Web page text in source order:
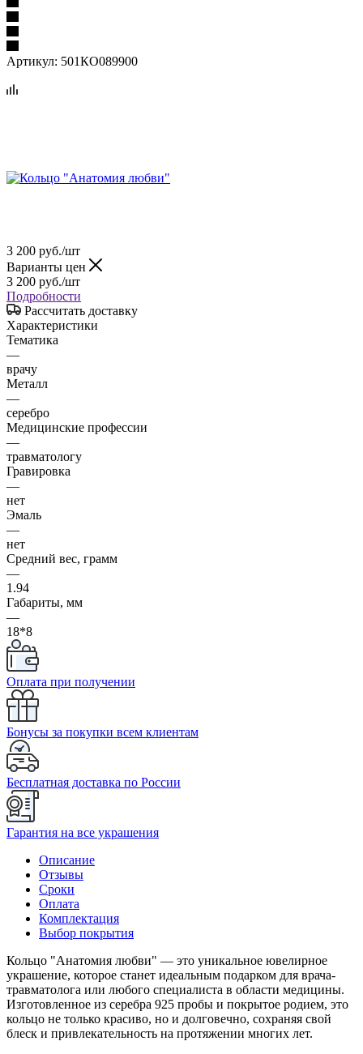
Артикул: 501КО089900
3 200 руб./шт
Варианты цен
3 200 руб./шт
Подробности
Рассчитать доставку
Характеристики
Тематика
—
врачу
Металл
—
серебро
Медицинские профессии
—
травматологу
Гравировка
—
нет
Эмаль
—
нет
Средний вес, грамм
—
1.94
Габариты, мм
—
18*8
Оплата при получении
Бонусы за покупки всем клиентам
Бесплатная доставка по России
Гарантия на все украшения
Описание
Отзывы
Сроки
Оплата
Комплектация
Выбор покрытия
Кольцо "Анатомия любви" — это уникальное ювелирное
украшение, которое станет идеальным подарком для врача-
травматолога или любого специалиста в области медицины.
Изготовленное из серебра 925 пробы и покрытое родием, это
кольцо не только красиво, но и долговечно, сохраняя свой
блеск и привлекательность на протяжении многих лет.